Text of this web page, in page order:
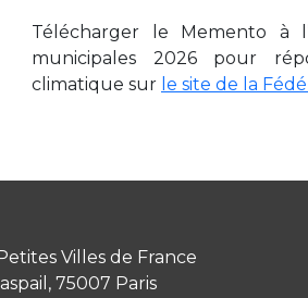
Télécharger le Memento à
municipales 2026 pour
climatique sur le site de la
Villes de France
75007 Paris